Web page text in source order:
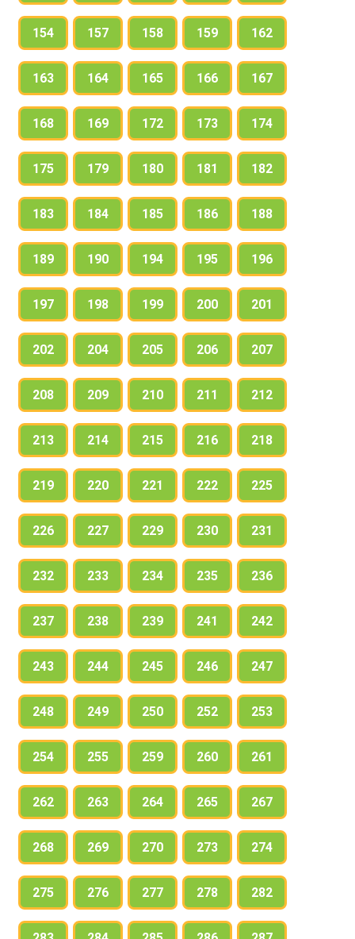
154 157 158 159 162
163 164 165 166 167
168 169 172 173 174
175 179 180 181 182
183 184 185 186 188
189 190 194 195 196
197 198 199 200 201
202 204 205 206 207
208 209 210 211 212
213 214 215 216 218
219 220 221 222 225
226 227 229 230 231
232 233 234 235 236
237 238 239 241 242
243 244 245 246 247
248 249 250 252 253
254 255 259 260 261
262 263 264 265 267
268 269 270 273 274
275 276 277 278 282